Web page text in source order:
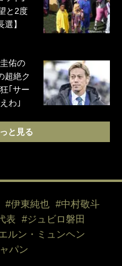
と2度
】
佑の
超絶ク
｢サー
わ｣
と見る
#伊東純也
#中村敬斗
表
#ジュビロ磐田
ルン・ミュンヘン
パン